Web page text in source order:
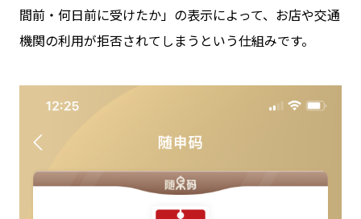
間前・何日前に受けたか」の表示によって、お店や交通
機関の利用が拒否されてしまうという仕組みです。